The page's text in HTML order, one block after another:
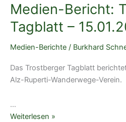
–Medien-Bericht:
Tagblatt –
Medien-Berichte / Burkhard
Das Trostberger Tagblatt
Alz-Ruperti-Wanderwege-Verein.
…
Medien-
Weiterlesen »